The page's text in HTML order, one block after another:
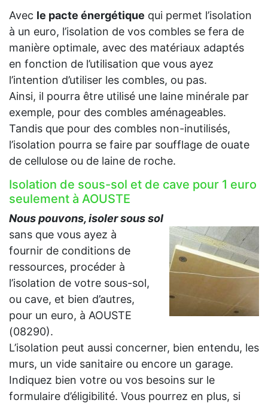
Avec le pacte énergétique qui permet l’isolation
à un euro, l’isolation de vos combles se fera de
manière optimale, avec des matériaux adaptés
en fonction de l’utilisation que vous ayez
l’intention d’utiliser les combles, ou pas.
Ainsi, il pourra être utilisé une laine minérale par
exemple, pour des combles aménageables.
Tandis que pour des combles non-inutilisés,
l’isolation pourra se faire par soufflage de ouate
de cellulose ou de laine de roche.
Isolation de sous-sol et de cave pour 1 euro
seulement à AOUSTE
Nous pouvons, isoler sous sol
sans que vous ayez à
fournir de conditions de
ressources, procéder à
l’isolation de votre sous-sol,
ou cave, et bien d’autres,
pour un euro, à AOUSTE
(08290).
L’isolation peut aussi concerner, bien entendu, les
murs, un vide sanitaire ou encore un garage.
Indiquez bien votre ou vos besoins sur le
formulaire d’éligibilité. Vous pourrez en plus, si